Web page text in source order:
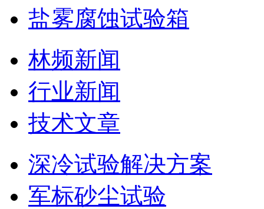
盐雾腐蚀试验箱
林频新闻
行业新闻
技术文章
深冷试验解决方案
军标砂尘试验